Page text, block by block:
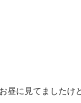
昼に見てましたけ